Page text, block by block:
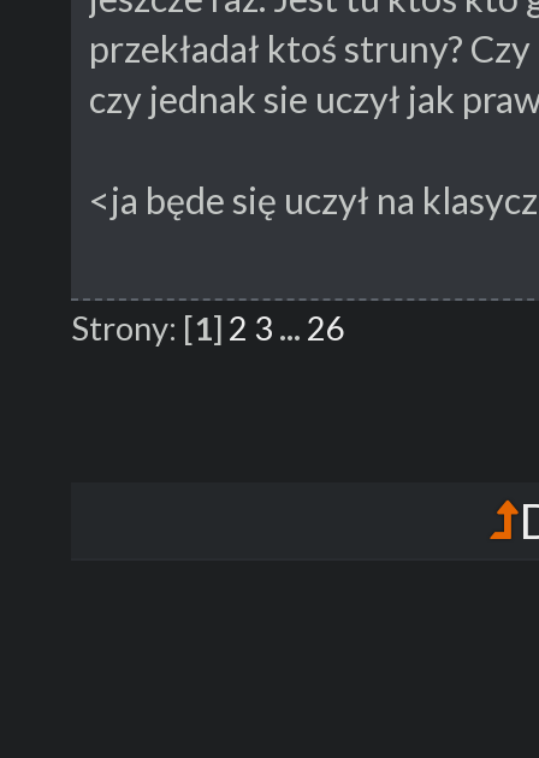
przekładał ktoś struny?
czy jednak sie uczył jak
<ja będe się uczył na
Strony: [1] 2 3 ... 26